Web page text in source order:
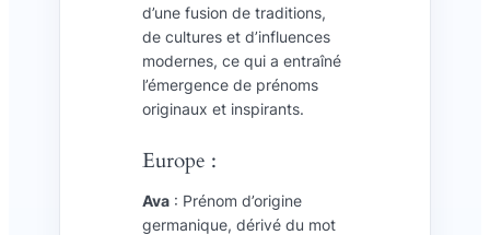
d’une fusion de traditions,
de cultures et d’influences
modernes, ce qui a entraîné
l’émergence de prénoms
originaux et inspirants.
Europe :
Ava: Prénom d’origine
germanique, dérivé du mot